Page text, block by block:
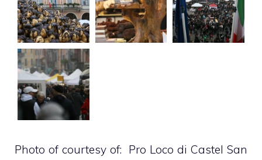
Photo of courtesy of: Pro Loco di Castel San